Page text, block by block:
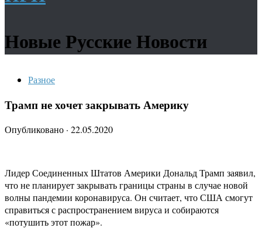
Новые Русские Новости
Разное
Трамп не хочет закрывать Америку
Опубликовано · 22.05.2020
Лидер Соединенных Штатов Америки Дональд Трамп заявил,
что не планирует закрывать границы страны в случае новой
волны пандемии коронавируса. Он считает, что США смогут
справиться с распространением вируса и собираются
«потушить этот пожар».